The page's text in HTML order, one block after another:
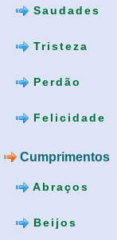
Saudades
Tristeza
Perdão
Felicidade
Cumprimentos
Abraços
Beijos